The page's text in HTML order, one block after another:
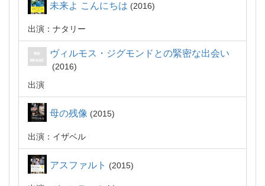
未来よ こんにちは 2016
出演：ナタリー
ヴィルモス・ジグモンドとの緊密な出会い
2016
出演
母の残像 2015
出演：イザベル
アスファルト 2015